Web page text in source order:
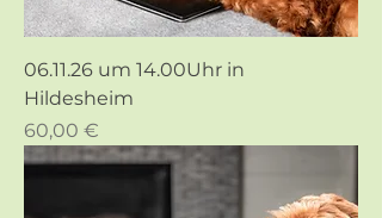
06.11.26 um 14.00Uhr in
Hildesheim
Preis
60,00 €